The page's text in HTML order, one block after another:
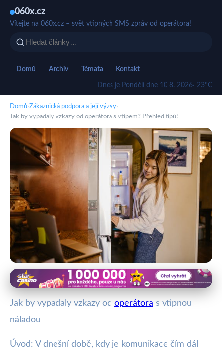
060x.cz
Vítejte na 060x.cz – svět vtipných SMS zpráv od operátora!
Domů Archiv Témata Kontakt
Dnes je Pondělí dne 10 8. 2026· 23°C
Domů›Zákaznická podpora a její výzvy›
Jak by vypadaly vzkazy od operátora s vtipem? Přehled tipů!
Zákaznická podpora a její výzvy
Jak by vypadaly vzkazy od
operátora s vtipem? Přehled tipů!
4. 8. 2025· 3 min čtení · Autor: Vít Šimek
Jak by vypadaly vzkazy od operátora s vtipnou
náladou
Úvod: V dnešní době, kdy je komunikace čím dál